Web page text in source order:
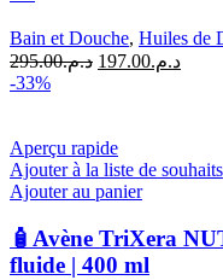
lavante
relipidante
|
Bain et Douche, Huiles de
د.م.295.00
Le
د.م.197.00
Le
-33%
Aperçu rapide
Ajouter à la liste de souhaits
Ajouter au panier
🧴Avène TriXera
fluide | 400 ml